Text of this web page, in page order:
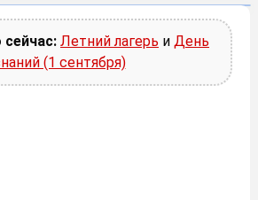
сейчас: Летний лагерь и День
(1 сентября)